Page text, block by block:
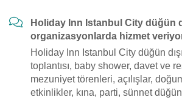
Holiday Inn Istanbul City düğün
organizasyonlarda hizmet
Holiday Inn Istanbul City düğün
toplantısı, baby shower, davet ve
mezuniyet törenleri, açılışlar,
etkinlikler, kına, parti, sünnet